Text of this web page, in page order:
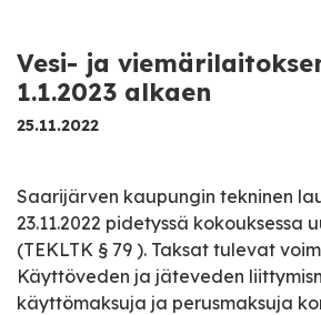
Vesi- ja
1.1.2023 alkaen
25.11.2022
Saarijärven kaupungin tekninen
23.11.2022 pidetyssä kokouksessa
(TEKLTK § 79 ). Taksat tulevat
Käyttöveden ja jäteveden
käyttömaksuja ja perusmaksuja